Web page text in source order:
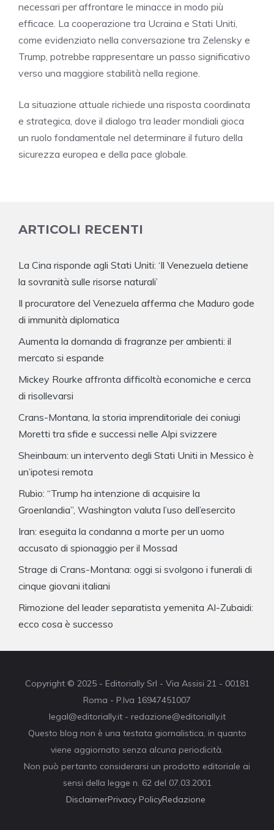
necessari per affrontare le minacce in modo più
efficace. La cooperazione tra Ucraina e Stati Uniti,
come evidenziato nella conversazione tra Zelensky e
Trump, potrebbe rappresentare un passo significativo
verso una maggiore stabilità nella regione.
La situazione attuale richiede una risposta coordinata
e strategica, dove il dialogo tra leader mondiali gioca
un ruolo fondamentale nel determinare il futuro della
sicurezza europea e della pace globale.
ARTICOLI RECENTI
La Cina risponde agli Stati Uniti: ‘Il Venezuela detiene
la sovranità sulle risorse naturali’
Il procuratore del Venezuela afferma che Maduro gode
di immunità diplomatica
Aumenta la domanda di fragranze per ambienti: il
mercato si espande
Mickey Rourke affronta difficoltà economiche e cerca
di risollevarsi
Crans-Montana, la storia imprenditoriale dei coniugi
Moretti tra sfide e successi nelle Alpi svizzere
Sheinbaum: un intervento degli Stati Uniti in Messico è
un’ipotesi remota
Rubio: “Trump ha intenzione di acquisire la
Groenlandia”, Washington valuta l’uso dell’esercito
Iran: eseguita la condanna a morte per un uomo
accusato di spionaggio per il Mossad
Strage di Crans-Montana: oggi si svolgono i funerali di
cinque giovani italiani
Rimozione del leader separatista yemenita Al-Zubaidi:
ecco cosa è successo
Copyright © 2025 - Editorially Srl - Via Assisi 21 - 00181
Roma - P.Iva 16947451007
legal@editorially.it - redazione@editorially.it
Questo blog non è una testata giornalistica, in quanto
viene aggiornato senza alcuna periodicità.
Non può pertanto considerarsi un prodotto editoriale ai
sensi della legge n. 62 del 07.03.2001
DisclaimerPrivacy PolicyRedazione